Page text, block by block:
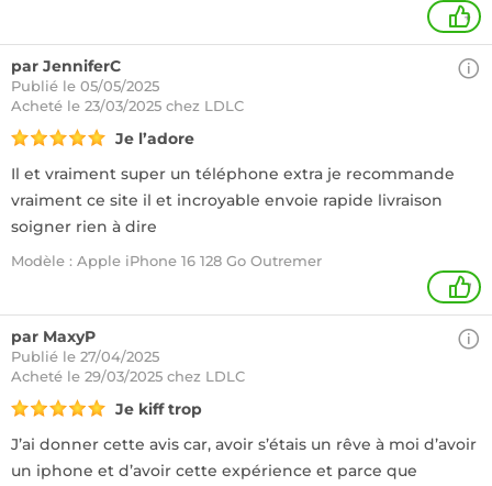
+
par JenniferC
Publié le 05/05/2025
Acheté le 23/03/2025 chez LDLC
Je l’adore
Il et vraiment super un téléphone extra je recommande
vraiment ce site il et incroyable envoie rapide livraison
soigner rien à dire
Modèle : Apple iPhone 16 128 Go Outremer
1
par MaxyP
Publié le 27/04/2025
Acheté le 29/03/2025 chez LDLC
Je kiff trop
J’ai donner cette avis car, avoir s’étais un rêve à moi d’avoir
un iphone et d’avoir cette expérience et parce que